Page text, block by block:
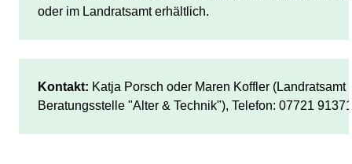
oder im Landratsamt erhältlich.
Kontakt: Katja Porsch oder Maren Koffler
Beratungsstelle "Alter & Technik"), Telefon: 07721